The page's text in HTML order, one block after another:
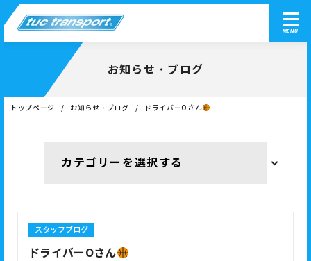
MENU
お知らせ・ブログ
トップページ お知らせ・ブログ ドライバーOさん
スタッフブログ
ドライバーOさん